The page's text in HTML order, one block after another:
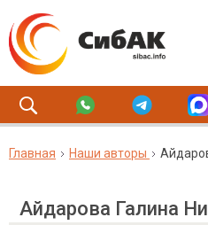
Главная Наши авторы
Айдарова Галина